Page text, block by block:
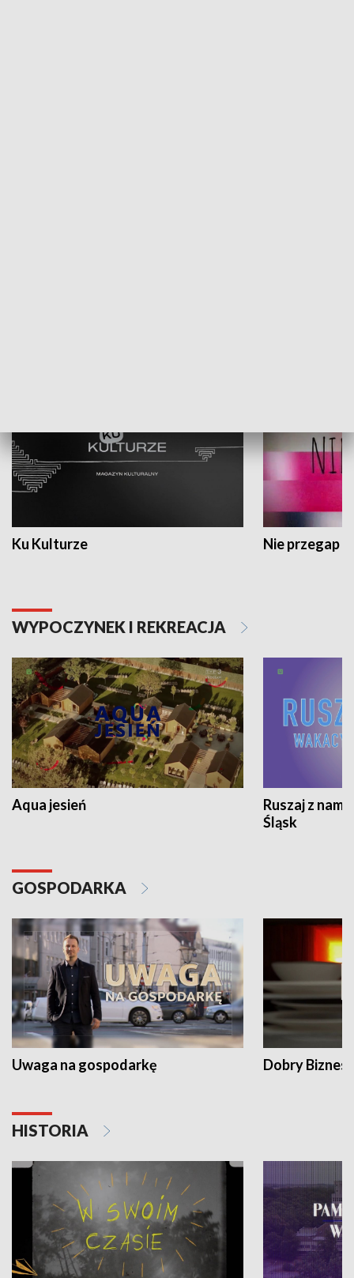
Ku Kulturze Nie przegap
WYPOCZYNEK I REKREACJA
Aqua jesień
Ruszaj z
Śląsk
GOSPODARKA
Uwaga na gospodarkę Dobry Biznes
HISTORIA